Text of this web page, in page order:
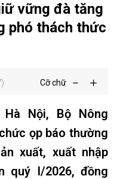
vững đà tăng
phó thách thức
Cỡ chữ
Nội, Bộ Nông
ọp báo thường
xuất, xuất nhập
quý I/2026, đồng